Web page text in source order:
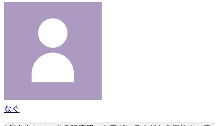
なぐ